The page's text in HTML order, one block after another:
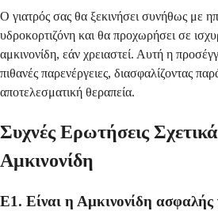
Ο γιατρός σας θα ξεκινήσει συνήθως με
υδροκορτιζόνη και θα προχωρήσει σε
αμκινονίδη, εάν χρειαστεί. Αυτή η
πιθανές παρενέργειες, διασφαλίζοντας
αποτελεσματική θεραπεία.
Συχνές Ερωτήσεις
Αμκινονίδη
Ε1. Είναι η Αμκινονίδη ασφαλής